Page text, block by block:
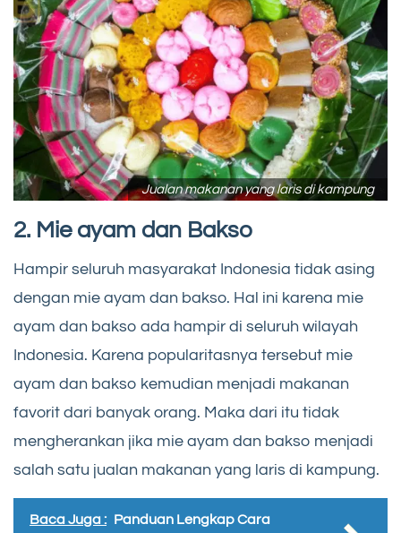
Jualan makanan yang laris di kampung
2. Mie ayam dan Bakso
Hampir seluruh masyarakat Indonesia tidak asing
dengan mie ayam dan bakso. Hal ini karena mie
ayam dan bakso ada hampir di seluruh wilayah
Indonesia. Karena popularitasnya tersebut mie
ayam dan bakso kemudian menjadi makanan
favorit dari banyak orang. Maka dari itu tidak
mengherankan jika mie ayam dan bakso menjadi
salah satu jualan makanan yang laris di kampung.
Baca Juga : Panduan Lengkap Cara